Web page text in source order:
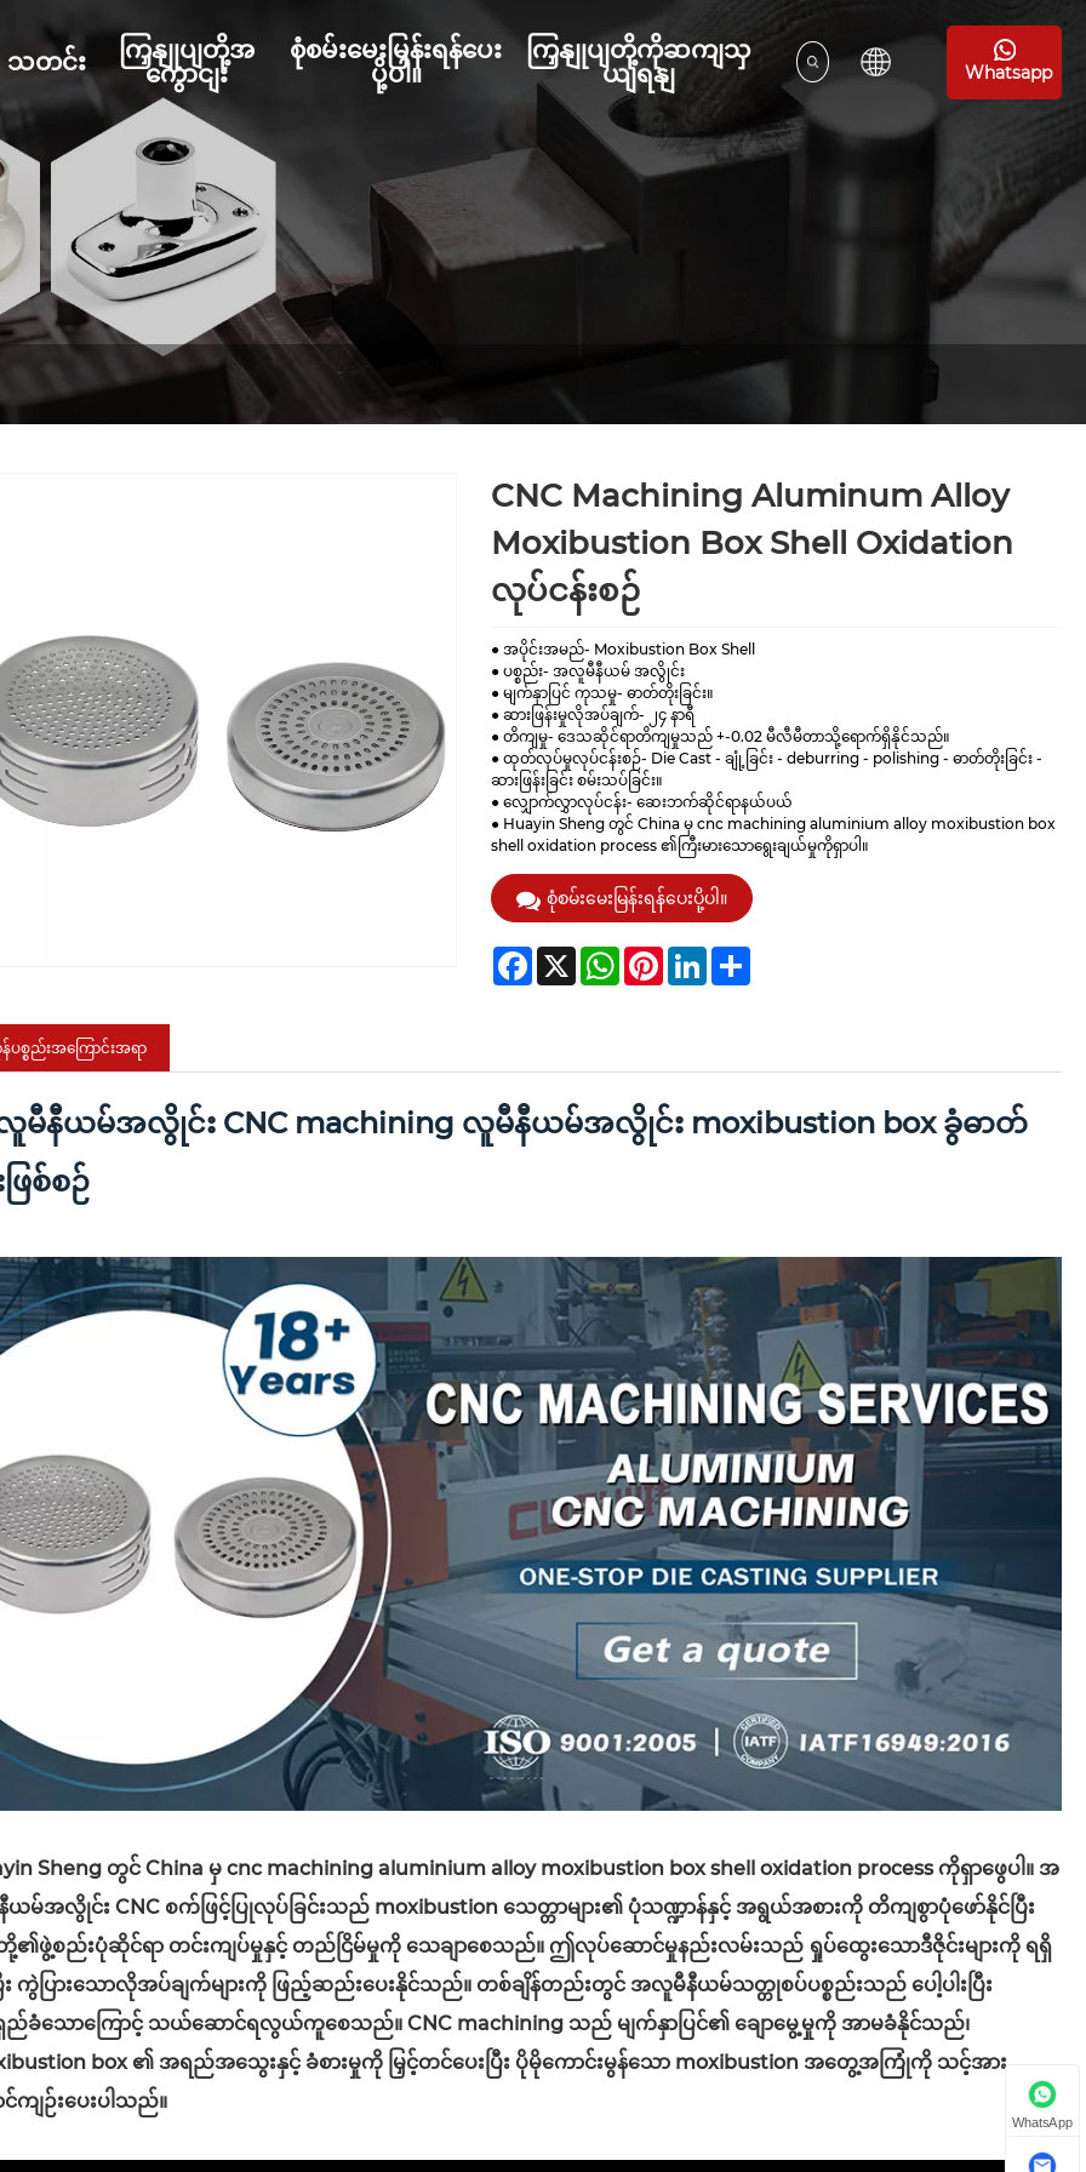
သတင်း
ကြှနျုပျတို့အ
ကွောငျး
စုံစမ်းမေးမြန်းရန်ပေး
ပို့ပါ။
ကြှနျုပျတို့ကိုဆကျသှ
ယျရနျ
Whatsapp
CNC Machining Aluminum Alloy
Moxibustion Box Shell Oxidation
လုပ်ငန်းစဉ်
● အပိုင်းအမည်- Moxibustion Box Shell
● ပစ္စည်း- အလူမီနီယမ် အလွိုင်း
● မျက်နှာပြင် ကုသမှု- ဓာတ်တိုးခြင်း။
● ဆားဖြန်းမှုလိုအပ်ချက်- ၂၄ နာရီ
● တိကျမှု- ဒေသဆိုင်ရာတိကျမှုသည် +-0.02 မီလီမီတာသို့ရောက်ရှိနိုင်သည်။
● ထုတ်လုပ်မှုလုပ်ငန်းစဉ်- Die Cast - ချုံ့ခြင်း - deburring - polishing - ဓာတ်တိုးခြင်း -
ဆားဖြန်းခြင်း စမ်းသပ်ခြင်း။
● လျှောက်လွှာလုပ်ငန်း- ဆေးဘက်ဆိုင်ရာနယ်ပယ်
● Huayin Sheng တွင် China မှ cnc machining aluminium alloy moxibustion box
shell oxidation process ၏ကြီးမားသောရွေးချယ်မှုကိုရှာပါ။
စုံစမ်းမေးမြန်းရန်ပေးပို့ပါ။
Facebook
X WhatsAppPinterestLinkedInShare
ပစ္စည်းအကြောင်းအရာ
နီယမ်အလွိုင်း CNC machining လူမီနီယမ်အလွိုင်း moxibustion box ခွံဓာတ်
ြစ်စဉ်
Sheng တွင် China မှ cnc machining aluminium alloy moxibustion box shell oxidation process ကိုရှာဖွေပါ။ အ
မ်အလွိုင်း CNC စက်ဖြင့်ပြုလုပ်ခြင်းသည် moxibustion သေတ္တာများ၏ ပုံသဏ္ဍာန်နှင့် အရွယ်အစားကို တိကျစွာပုံဖော်နိုင်ပြီး
တို့၏ဖွဲ့စည်းပုံဆိုင်ရာ တင်းကျပ်မှုနှင့် တည်ငြိမ်မှုကို သေချာစေသည်။ ဤလုပ်ဆောင်မှုနည်းလမ်းသည် ရှုပ်ထွေးသောဒီဇိုင်းများကို ရရှိ
း ကွဲပြားသောလိုအပ်ချက်များကို ဖြည့်ဆည်းပေးနိုင်သည်။ တစ်ချိန်တည်းတွင် အလူမီနီယမ်သတ္တုစပ်ပစ္စည်းသည် ပေါ့ပါးပြီး
ည်ခံသောကြောင့် သယ်ဆောင်ရလွယ်ကူစေသည်။ CNC machining သည် မျက်နှာပြင်၏ ချောမွေ့မှုကို အာမခံနိုင်သည်၊
box ၏ အရည်အသွေးနှင့် ခံစားမှုကို မြှင့်တင်ပေးပြီး ပိုမိုကောင်းမွန်သော moxibustion အတွေ့အကြုံကို သင့်အား
ကျဉ်းပေးပါသည်။
WhatsApp